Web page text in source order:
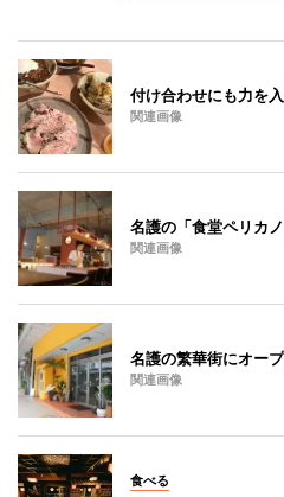
付け合わせにも力を
関連画像
名護の「食堂ペリカ
関連画像
名護の繁華街にオー
関連画像
食べる